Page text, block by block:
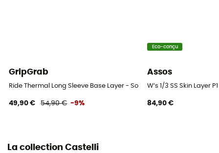
GripGrab
Ride Thermal Long Sleeve Base Layer - Sous-vêtement thermique
49,90 € 54,90 € -9%
Eco-conçu
Assos
W’s 1/3 SS Skin Layer
84,90 €
La collection Castelli